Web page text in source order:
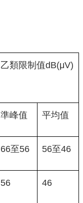
乙類限制值dB(μV)
準峰值 平均值
66至56 56至46
56 46